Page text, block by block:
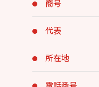
商号
代表
所在地